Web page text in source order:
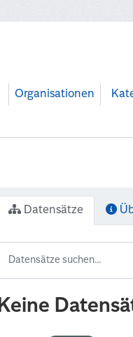
Organisationen
Datensätze
Keine